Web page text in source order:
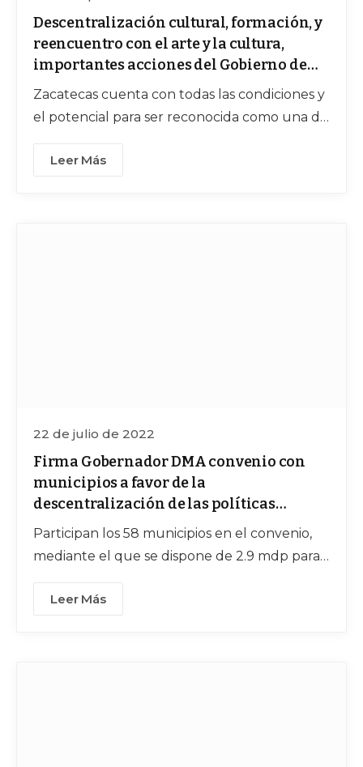
Descentralización cultural, formación, y
reencuentro con el arte y la cultura,
importantes acciones del Gobierno de
Zacatecas
Zacatecas cuenta con todas las condiciones y
el potencial para ser reconocida como una de
Leer Más
22 de julio de 2022
Firma Gobernador DMA convenio con
municipios a favor de la
descentralización de las políticas
culturales
Participan los 58 municipios en el convenio,
mediante el que se dispone de 2.9 mdp para
actividades culturales
Leer Más